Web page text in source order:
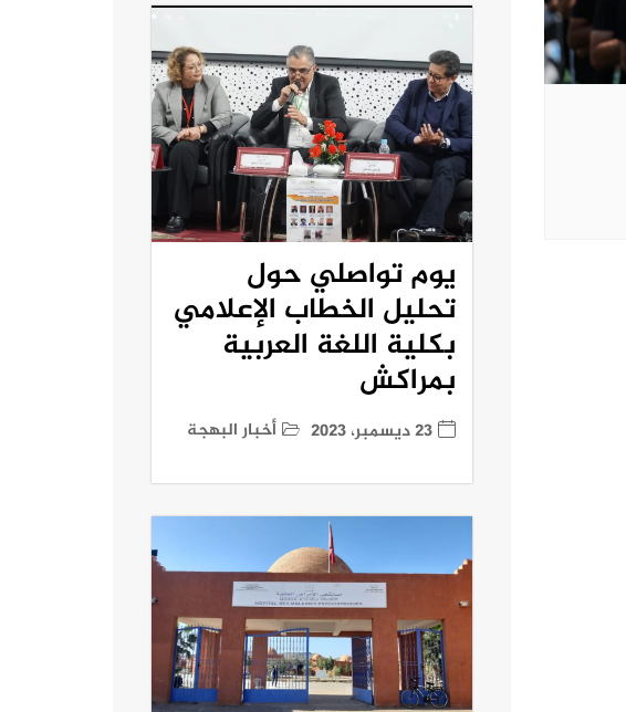
يوم تواصلي حول
تحليل الخطاب الإعلامي
بكلية اللغة العربية
بمراكش
23 ديسمبر، 2023 أخبار البهجة